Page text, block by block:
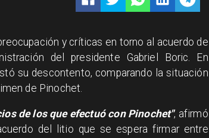
y críticas en torno al acuerdo de
del presidente Gabriel Boric. En
su descontento, comparando la situación
de Pinochet.
de los que efectuó con Pinochet", afirmó
del litio que se espera firmar entre